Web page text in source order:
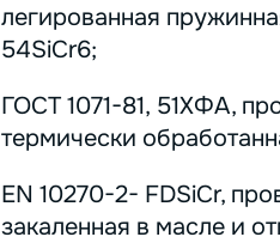
легированная
54SiCr6;
ГОСТ 1071-81, 51ХФА,
термически
EN 10270-2- FDSiCr,
закаленная в масле и